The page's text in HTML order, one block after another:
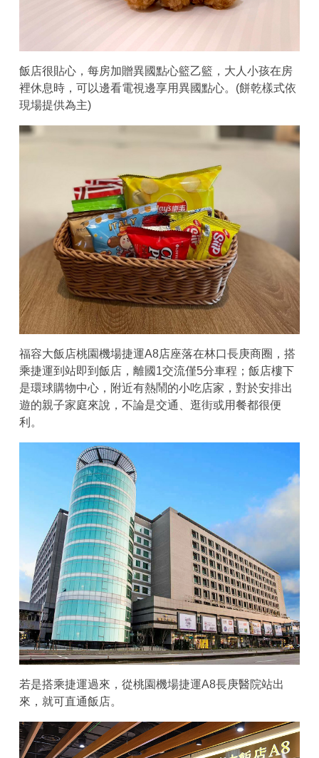
飯店很貼心，每房加贈異國點心籃乙籃，大人小孩在房
裡休息時，可以邊看電視邊享用異國點心。(餅乾樣式依
現場提供為主)
福容大飯店桃園機場捷運A8店座落在林口長庚商圈，搭
乘捷運到站即到飯店，離國1交流僅5分車程；飯店樓下
是環球購物中心，附近有熱鬧的小吃店家，對於安排出
遊的親子家庭來說，不論是交通、逛街或用餐都很便
利。
若是搭乘捷運過來，從桃園機場捷運A8長庚醫院站出
來，就可直通飯店。